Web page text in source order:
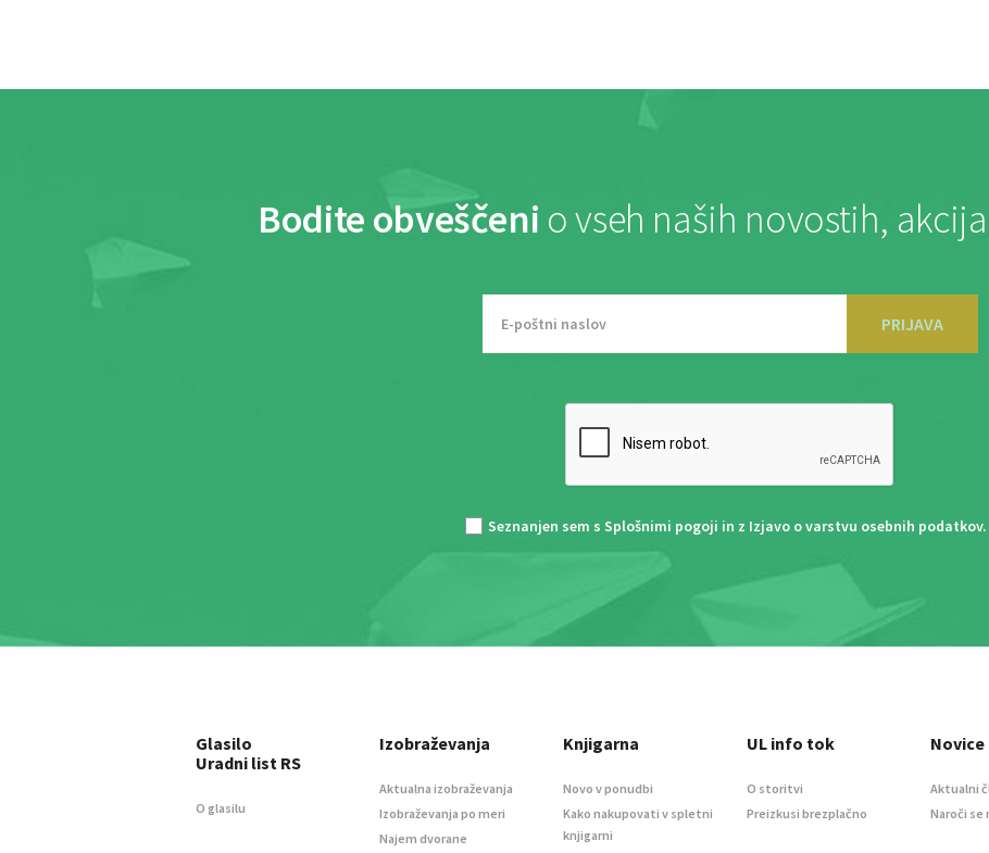
Bodite obveščeni o vseh naših novostih,
PRIJAVA
Seznanjen sem s Splošnimi pogoji in z Izjavo o varstvu osebnih podatkov
Glasilo
Uradni list RS
O glasilu
Izobraževanja
Aktualna izobraževanja
Izobraževanja po meri
Najem dvorane
Knjigarna
Novo v ponudbi
Kako nakupovati v spletni
knjigarni
UL info tok
O storitvi
Preizkusi brezplačno
Novice
Aktualni
Naroči se